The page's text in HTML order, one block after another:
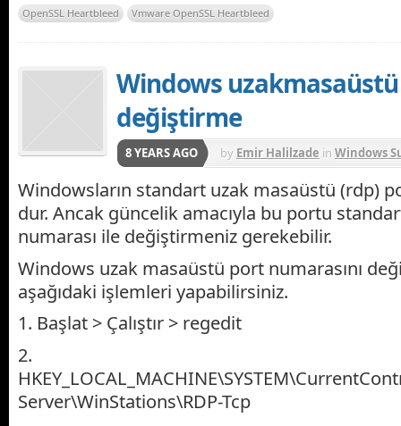
OpenSSL Heartbleed Vmware OpenSSL Heartbleed
Windows
değiştirme
8 YEARS AGO by Emir Halilzade in Windows
Windowsların standart uzak masaüstü (rdp)
dur. Ancak güncelik amacıyla bu portu
numarası ile değiştirmeniz gerekebilir.
Windows uzak masaüstü port numarasını
aşağıdaki işlemleri yapabilirsiniz.
1. Başlat > Çalıştır > regedit
2.
Server\WinStations\RDP-Tcp